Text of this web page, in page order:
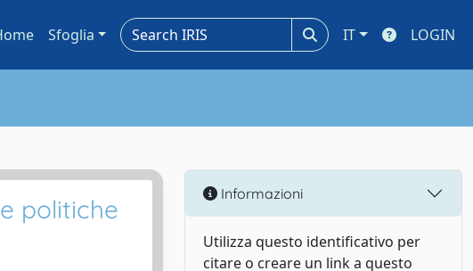
Sfoglia IT LOGIN
politiche
Informazioni
Utilizza questo identificativo per
citare o creare un link a questo